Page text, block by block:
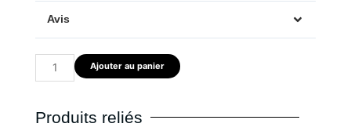
Avis
quantité
de
Solaire
Ajouter au panier
Produits reliés